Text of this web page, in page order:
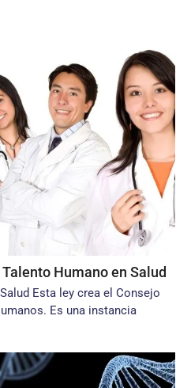
Humano en Salud
Esta ley crea el Consejo
Es una instancia